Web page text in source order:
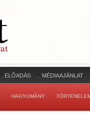
ELŐADÁS MÉDIAAJÁNLAT
HAGYOMÁNY